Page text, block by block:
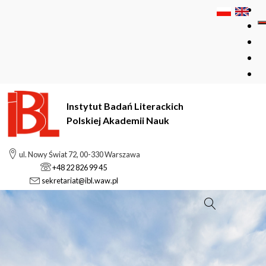
Instytut Badań Literackich
Polskiej Akademii Nauk
ul. Nowy Świat 72, 00-330 Warszawa
+48 22 826 99 45
sekretariat@ibl.waw.pl
Szukaj